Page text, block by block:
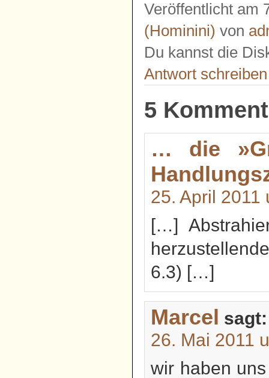
Veröffentlicht am
(Hominini) von
Du kannst die
Antwort schreiben
5
… die
25. April 2011
[…]
6.3) […]
Marcel sagt:
26. Mai 2011
wir haben